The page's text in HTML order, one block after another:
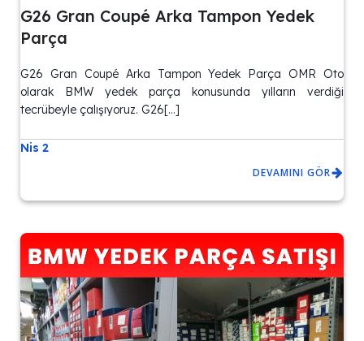
G26 Gran Coupé Arka Tampon Yedek
Parça
G26 Gran Coupé Arka Tampon Yedek Parça OMR Oto
olarak BMW yedek parça konusunda yılların verdiği
tecrübeyle çalışıyoruz. G26[…]
Nis 2
DEVAMINI GÖR